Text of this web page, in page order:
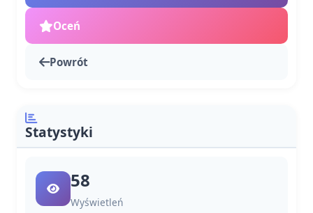
Oceń
Powrót
Statystyki
58
Wyświetleń